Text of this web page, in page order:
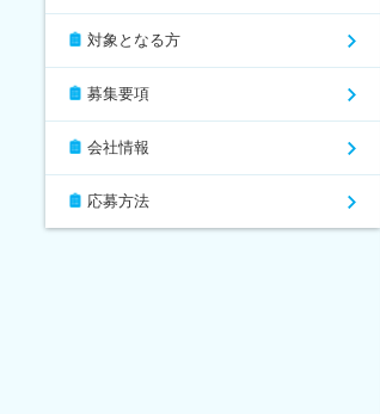
対象となる方
募集要項
会社情報
応募方法